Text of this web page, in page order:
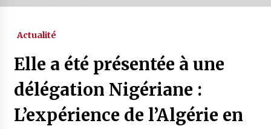
4 ans ago
Oum el Gaïla / L’ogresse du M’zab
4 ans ago
Actualité
Elle a été présentée à une
délégation Nigériane :
L’expérience de l’Algérie en